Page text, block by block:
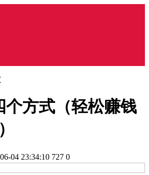
个方式（轻松赚钱
04 23:34:10 727 0